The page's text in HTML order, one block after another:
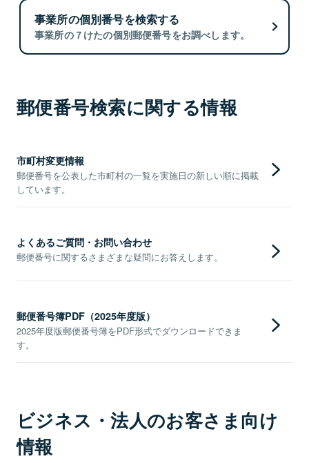
事業所の個別番号を検索する
事業所の７けたの個別郵便番号をお調べします。
郵便番号検索に関する情報
市町村変更情報
郵便番号を公表した市町村の一覧を実施日の新しい順に掲載
しています。
よくあるご質問・お問い合わせ
郵便番号に関するさまざまな疑問にお答えします。
郵便番号簿PDF（2025年度版）
2025年度版郵便番号簿をPDF形式でダウンロードできま
す。
ビジネス・法人のお客さま向け
情報